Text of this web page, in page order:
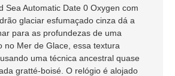
Sea Automatic Date 0 Oxygen com
glaciar esfumaçado cinza dá a
para as profundezas de uma
no Mer de Glace, essa textura
uma técnica ancestral quase
gratté-boisé. O relógio é alojado